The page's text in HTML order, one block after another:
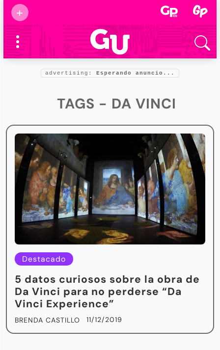
+
Supermamás
2025
Marcas de
confianza
Foro salud
advertising: Esperando anuncio...
TAGS - DA VINCI
Destacado
5 datos curiosos sobre la obra de
Da Vinci para no perderse “Da
Vinci Experience”
BRENDA CASTILLO 11/12/2019